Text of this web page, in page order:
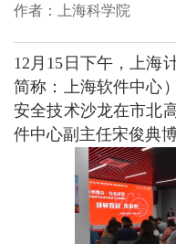
作者：上海科学院
12月15日下午，上海
简称：上海软件中心
安全技术沙龙在市北
件中心副主任宋俊典博